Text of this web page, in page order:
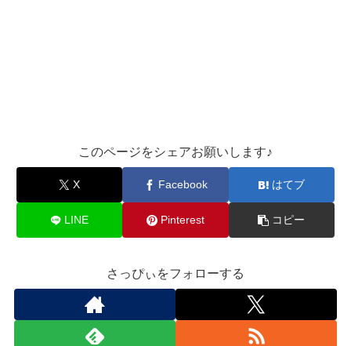
このページをシェアお願いします♪︎
X Facebook はてブ
LINE Pinterest コピー
さっぴぃをフォローする